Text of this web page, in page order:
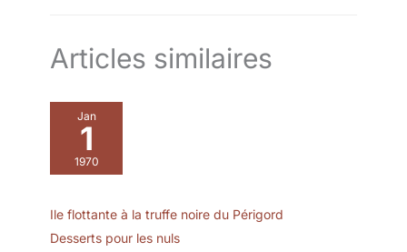
Articles similaires
Jan
1
1970
Ile flottante à la truffe noire du Périgord
Desserts pour les nuls